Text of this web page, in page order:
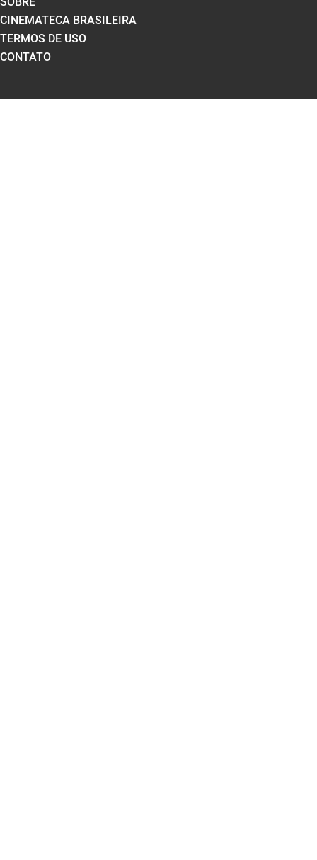
CINEMATECA BRASILEIRA
TERMOS DE USO
CONTATO